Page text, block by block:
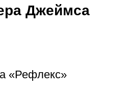
Джеймса
«Рефлекс»